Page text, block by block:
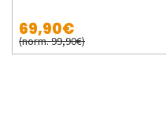
69,90€
(norm. 99,90€)